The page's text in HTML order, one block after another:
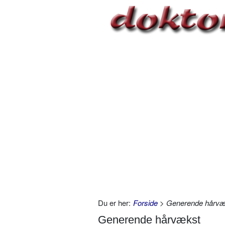
Du er her: Forside > Generende
Generende hårvækst